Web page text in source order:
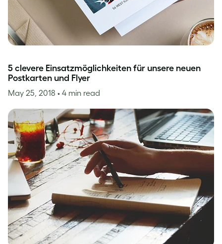
5 clevere Einsatzmöglichkeiten für unsere neuen
Postkarten und Flyer
May 25, 2018 • 4 min read